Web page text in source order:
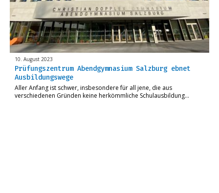
10. August 2023
Prüfungszentrum Abendgymnasium Salzburg ebnet
Ausbildungswege
Aller Anfang ist schwer, insbesondere für all jene, die aus
verschiedenen Gründen keine herkömmliche Schulausbildung…